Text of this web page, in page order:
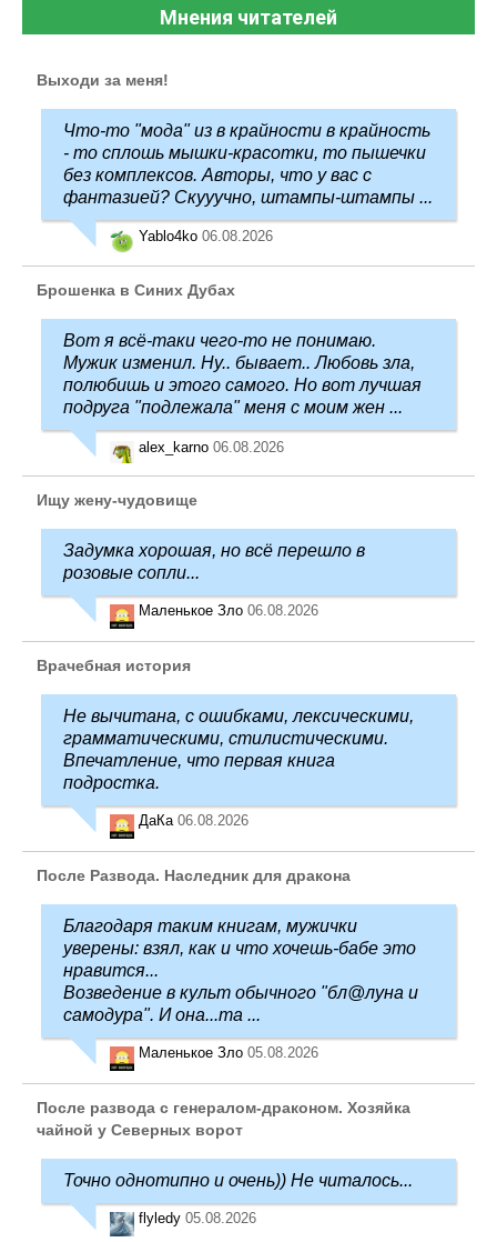
Мнения читателей
Выходи за меня!
Что-то "мода" из в крайности в крайность
- то сплошь мышки-красотки, то пышечки
без комплексов. Авторы, что у вас с
фантазией? Скууучно, штампы-штампы ...
Yablo4ko 06.08.2026
Брошенка в Синих Дубах
Вот я всё-таки чего-то не понимаю.
Мужик изменил. Ну.. бывает.. Любовь зла,
полюбишь и этого самого. Но вот лучшая
подруга "подлежала" меня с моим жен ...
alex_karno 06.08.2026
Ищу жену-чудовище
Задумка хорошая, но всё перешло в
розовые сопли...
Маленькое Зло 06.08.2026
Врачебная история
Не вычитана, с ошибками, лексическими,
грамматическими, стилистическими.
Впечатление, что первая книга
подростка.
ДаКа 06.08.2026
После Развода. Наследник для дракона
Благодаря таким книгам, мужички
уверены: взял, как и что хочешь-бабе это
нравится...
Возведение в культ обычного "бл@луна и
самодура". И она...та ...
Маленькое Зло 05.08.2026
После развода с генералом-драконом. Хозяйка
чайной у Северных ворот
Точно однотипно и очень)) Не читалось...
flyledy 05.08.2026